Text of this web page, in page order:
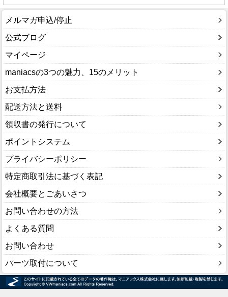
メルマガ申込/停止
公式ブログ
マイページ
maniacsの3つの魅力、15のメリット
お支払方法
配送方法と送料
領収書の発行について
ポイントシステム
プライバシーポリシー
特定商取引法に基づく表記
会社概要とごあいさつ
お問い合わせの方法
よくある質問
お問い合わせ
パーツ取付について